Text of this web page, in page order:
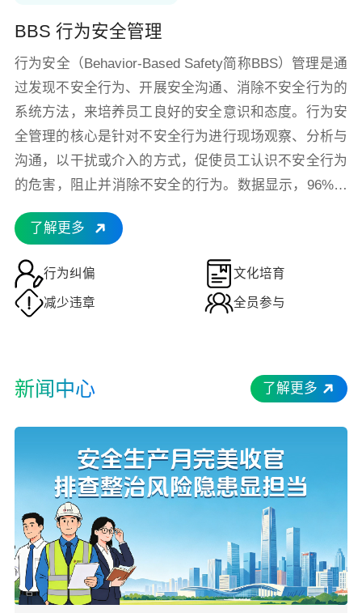
BBS 行为安全管理
行为安全（Behavior-Based Safety简称BBS）管理是通
过发现不安全行为、开展安全沟通、消除不安全行为的
系统方法，来培养员工良好的安全意识和态度。行为安
全管理的核心是针对不安全行为进行现场观察、分析与
沟通，以干扰或介入的方式，促使员工认识不安全行为
的危害，阻止并消除不安全的行为。数据显示，96%的
伤害事故源于不安全行为。BBS针对关键不安全行为，
通过监测统计、制定控制措施与整改行动，从源头规避
事故风险。
了解更多
行为纠偏 文化培育
减少违章 全员参与
新闻中心 了解更多